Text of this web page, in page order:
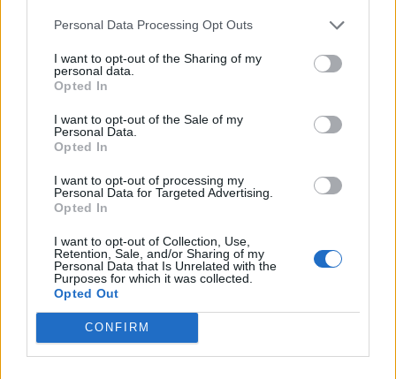
Personal Data Processing Opt Outs
I want to opt-out of the Sharing of my
personal data.
Opted In
I want to opt-out of the Sale of my
Personal Data.
Opted In
I want to opt-out of processing my
Personal Data for Targeted Advertising.
Opted In
I want to opt-out of Collection, Use,
Retention, Sale, and/or Sharing of my
Personal Data that Is Unrelated with the
Purposes for which it was collected.
Opted Out
CONFIRM
Roald Berge som skyter over fra 16 meter.
Dagens dommertrio er Stian Eikesdal, Karmsund, Petter
Mortveit, Skjold og Per Willy Rullestad, Stegaberg.
90. min: 2-6 Ole Johan Skare (str)
Daniel Aarås blir felt og da er det Vats-guten Skare som setter
den siste spikeren i kista…
Daniel Aarås gjør comeback for Skjold i denne kampen etter
venstre back.
Skjold stiller dette laget (4-4-2):
Gottfred Lindman
Daniel Aarås
Christian Askeland